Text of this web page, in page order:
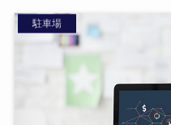
駐車場